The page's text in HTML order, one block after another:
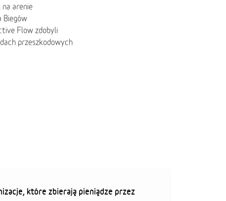
na arenie
Biegów
Flow zdobyli
przeszkodowych
które zbierają pieniądze przez